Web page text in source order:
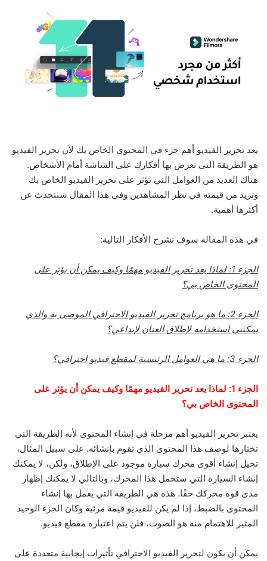
يعد تحرير الفيديو أهم جزء في المحتوى الخاص بك لأن تحرير الفيديو
هو الطريقة التي تعرض بها أفكارك على الشاشة أمام الأشخاص.
هناك العديد من العوامل التي تؤثر على تحرير الفيديو الخاص بك
وتزيد من قيمته في نظر المشاهدين وفي هذا المقال سنتحدث عن
أكثرها أهمية.
في هذه المقالة سوف نشرح الأفكار التالية:
الجزء 1: لماذا يعد تحرير الفيديو مهمًا وكيف يمكن أن يؤثر على
المحتوى الخاص بي؟
الجزء 2: ما هو برنامج تحرير الفيديو الاحترافي الموصى به والذي
يمكنني استخدامه لإطلاق العنان لإبداعي؟
الجزء 3: ما هي العوامل الرئيسية لمقطع فيديو احترافي؟
الجزء 1: لماذا يعد تحرير الفيديو مهمًا وكيف يمكن أن يؤثر على
المحتوى الخاص بي؟
يعتبر تحرير الفيديو أهم مرحلة في إنشاء المحتوى لأنه الطريقة التي
تختارها لوصف هذا المحتوى الذي تقوم بإنشائه. على سبيل المثال،
تخيل إنشاء أقوى محرك سيارة موجود على الإطلاق، ولكن، لا يمكنك
إنشاء السيارة التي ستحمل هذا المحرك، وبالتالي لا يمكنك إظهار
مدى قوة محركك حقًا. هذه هي الطريقة التي يعمل بها إنشاء
المحتوى بالضبط، إذا لم يكن للفيديو قيمة مرئية وكان الجزء الوحيد
المثير للاهتمام منه هو الصوت، فلن يتم اعتباره مقطع فيديو.
يمكن أن يكون لتحرير الفيديو الاحترافي تأثيرات إيجابية متعددة على